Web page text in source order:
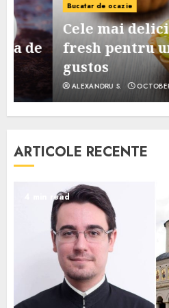
Bucatar de ocazie
Cele mai
fresh pentru un
gustos
ALEXANDRU S. OCTOBER 11, 2023
ARTICOLE RECENTE
4 min read